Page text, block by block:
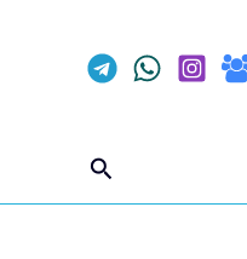
חיפוש